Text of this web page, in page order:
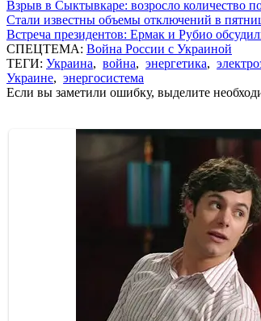
Взрыв в Сыктывкаре: возросло количество
Стали известны объемы отключений в
Встреча президентов: Ермак и Рубио
СПЕЦТЕМА: Война России с Украиной
ТЕГИ: Украина, война, энергетика,
Украине, энергосистема
Если вы заметили ошибку, выделите